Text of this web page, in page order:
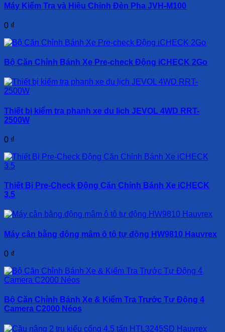
Máy Kiểm Tra và Hiệu Chỉnh Đèn Pha JVH-M100
0 ₫
Bộ Căn Chỉnh Bánh Xe Pre-check Động iCHECK 2Go
Thiết bị kiểm tra phanh xe du lịch JEVOL 4WD RRT-
2500W
0 ₫
Thiết Bị Pre-Check Động Căn Chỉnh Bánh Xe iCHECK
3.5
Máy cân bằng động mâm ô tô tự động HW9810 Hauvrex
0 ₫
Bộ Căn Chỉnh Bánh Xe & Kiểm Tra Trước Tự Động 4
Camera C2000 Néos